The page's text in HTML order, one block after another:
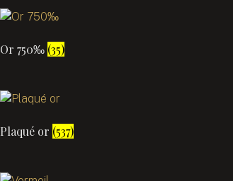
Or 750‰ (35)
Plaqué or (537)